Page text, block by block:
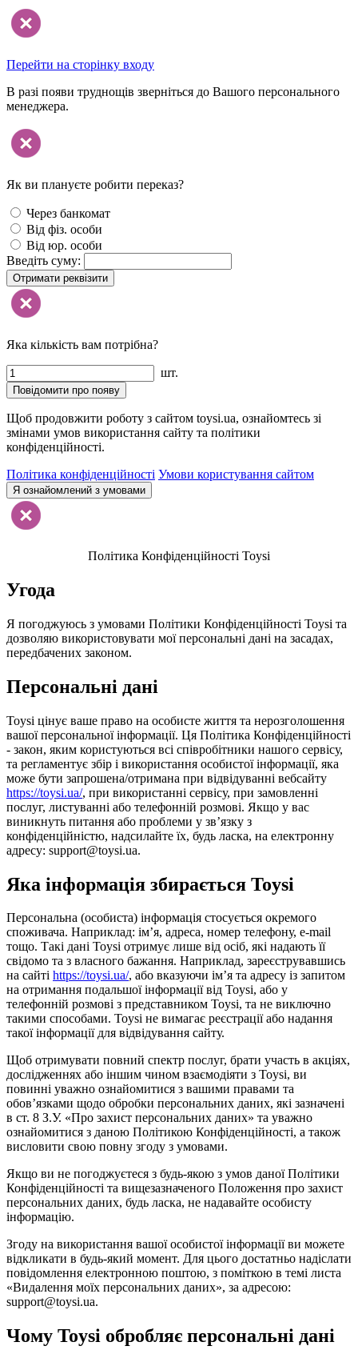
Перейти на сторінку входу
В разі появи труднощів зверніться до Вашого персонального
менеджера.
Як ви плануєте робити переказ?
Через банкомат
Від фіз. особи
Від юр. особи
Введіть суму:
Отримати реквізити
Яка кількість вам потрібна?
шт.
Повідомити про появу
Щоб продовжити роботу з сайтом toysi.ua, ознайомтесь зі
змінами умов використання сайту та політики
конфіденційності.
Політика конфіденційності Умови користування сайтом
Я ознайомлений з умовами
Політика Конфіденційності Toysi
Угода
Я погоджуюсь з умовами Політики Конфіденційності Toysi та
дозволяю використовувати мої персональні дані на засадах,
передбачених законом.
Персональні дані
Toysi цінує ваше право на особисте життя та нерозголошення
вашої персональної інформації. Ця Політика Конфіденційності
- закон, яким користуються всі співробітники нашого сервісу,
та регламентує збір і використання особистої інформації, яка
може бути запрошена/отримана при відвідуванні вебсайту
https://toysi.ua/, при використанні сервісу, при замовленні
послуг, листуванні або телефонній розмові. Якщо у вас
виникнуть питання або проблеми у зв’язку з
конфіденційністю, надсилайте їх, будь ласка, на електронну
адресу: support@toysi.ua.
Яка інформація збирається Toysi
Персональна (особиста) інформація стосується окремого
споживача. Наприклад: ім’я, адреса, номер телефону, e-mail
тощо. Такі дані Toysi отримує лише від осіб, які надають її
свідомо та з власного бажання. Наприклад, зареєструвавшись
на сайті https://toysi.ua/, або вказуючи ім’я та адресу із запитом
на отримання подальшої інформації від Toysi, або у
телефонній розмові з представником Toysi, та не виключно
такими способами. Toysi не вимагає реєстрації або надання
такої інформації для відвідування сайту.
Щоб отримувати повний спектр послуг, брати участь в акціях,
дослідженнях або іншим чином взаємодіяти з Toysi, ви
повинні уважно ознайомитися з вашими правами та
обов’язками щодо обробки персональних даних, які зазначені
в ст. 8 З.У. «Про захист персональних даних» та уважно
ознайомитися з даною Політикою Конфіденційності, а також
висловити свою повну згоду з умовами.
Якщо ви не погоджуєтеся з будь-якою з умов даної Політики
Конфіденційності та вищезазначеного Положення про захист
персональних даних, будь ласка, не надавайте особисту
інформацію.
Згоду на використання вашої особистої інформації ви можете
відкликати в будь-який момент. Для цього достатньо надіслати
повідомлення електронною поштою, з поміткою в темі листа
«Видалення моїх персональних даних», за адресою:
support@toysi.ua.
Чому Toysi обробляє персональні дані